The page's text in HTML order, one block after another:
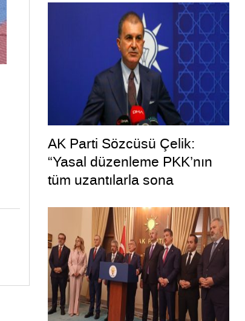
AK Parti Sözcüsü Çelik:
“Yasal düzenleme PKK’nın
tüm uzantılarla sona